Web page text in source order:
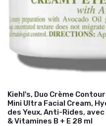
Kiehl's, Duo Crème
Mini Ultra Facial Cream,
des Yeux, Anti-Rides,
& Vitamines B + E 28 ml